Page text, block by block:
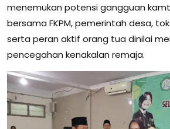
menemukan potensi gangguan
bersama FKPM, pemerintah desa,
serta peran aktif orang tua dinilai
pencegahan kenakalan remaja.